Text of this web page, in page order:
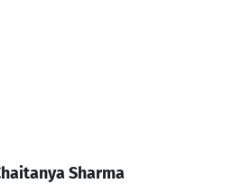
Sharma